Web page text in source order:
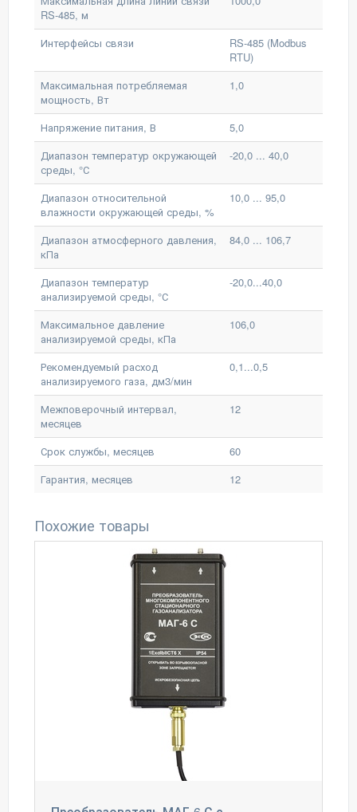
RS-485, м
Интерфейсы связи
RS-485 (Modbus
RTU)
Максимальная потребляемая
мощность, Вт
1,0
Напряжение питания, В
5,0
Диапазон температур окружающей
среды, °С
-20,0 ... 40,0
Диапазон относительной
влажности окружающей среды, %
10,0 ... 95,0
Диапазон атмосферного давления,
кПа
84,0 ... 106,7
Диапазон температур
анализируемой среды, °С
-20,0...40,0
Максимальное давление
анализируемой среды, кПа
106,0
Рекомендуемый расход
анализируемого газа, дм3/мин
0,1...0,5
Межповерочный интервал,
месяцев
12
Срок службы, месяцев
60
Гарантия, месяцев
12
Похожие товары